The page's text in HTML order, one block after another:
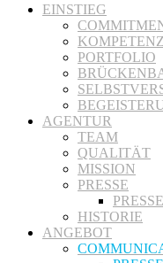
EINSTIEG
PORTFOLIO
AGENTUR
TEAM
QUALITÄT
MISSION
PRESSE
HISTORIE
ANGEBOT